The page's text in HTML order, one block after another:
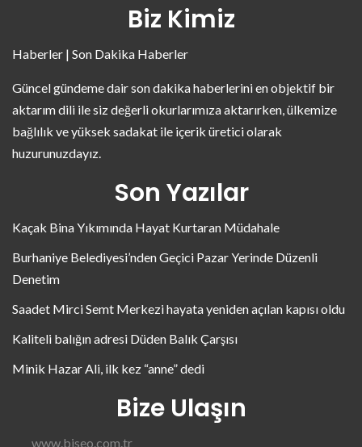
Biz Kimiz
Haberler | Son Dakika Haberler
Güncel gündeme dair son dakika haberlerini en objektif bir
aktarım dili ile siz değerli okurlarımıza aktarırken, ülkemize
bağlılık ve yüksek sadakat ile içerik üretici olarak
huzurunuzdayız.
Son Yazılar
Kaçak Bina Yıkımında Hayat Kurtaran Müdahale
Burhaniye Belediyesi’nden Geçici Pazar Yerinde Düzenli
Denetim
Saadet Mirci Semt Merkezi hayata yeniden açılan kapısı oldu
Kaliteli balığın adresi Düden Balık Çarşısı
Minik Hazar Ali, ilk kez “anne” dedi
Bize Ulaşın
www.biseo.com.tr